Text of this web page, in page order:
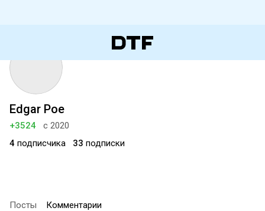
Edgar Poe
+3524
с 2020
4 подписчика 33 подписки
Посты Комментарии